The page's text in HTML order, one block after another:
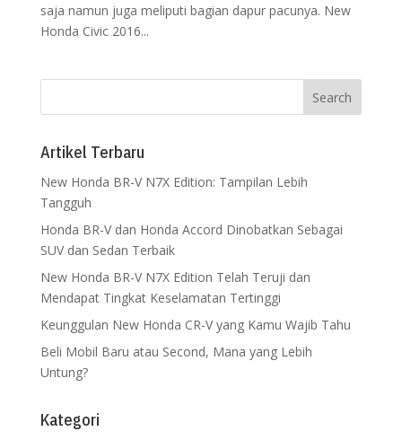
saja namun juga meliputi bagian dapur pacunya. New
Honda Civic 2016...
Artikel Terbaru
New Honda BR-V N7X Edition: Tampilan Lebih
Tangguh
Honda BR-V dan Honda Accord Dinobatkan Sebagai
SUV dan Sedan Terbaik
New Honda BR-V N7X Edition Telah Teruji dan
Mendapat Tingkat Keselamatan Tertinggi
Keunggulan New Honda CR-V yang Kamu Wajib Tahu
Beli Mobil Baru atau Second, Mana yang Lebih
Untung?
Kategori